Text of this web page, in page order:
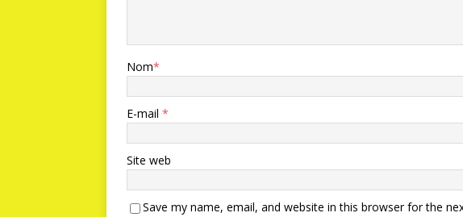
Nom*
E-mail *
Site web
Save my name, email, and website in this browser for the